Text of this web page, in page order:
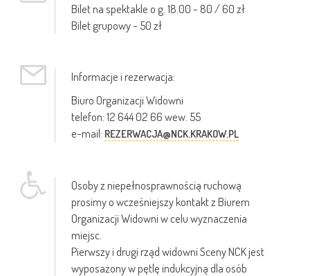
Bilet na spektakle o g. 18.00 - 80 / 60 zł
Bilet grupowy - 50 zł
Informacje i rezerwacja:
Biuro Organizacji Widowni
telefon: 12 644 02 66 wew. 55
e-mail: REZERWACJA@NCK.KRAKOW.PL
Osoby z niepełnosprawnością ruchową
prosimy o wcześniejszy kontakt z Biurem
Organizacji Widowni w celu wyznaczenia
miejsc.
Pierwszy i drugi rząd widowni Sceny NCK jest
wyposażony w pętlę indukcyjną dla osób